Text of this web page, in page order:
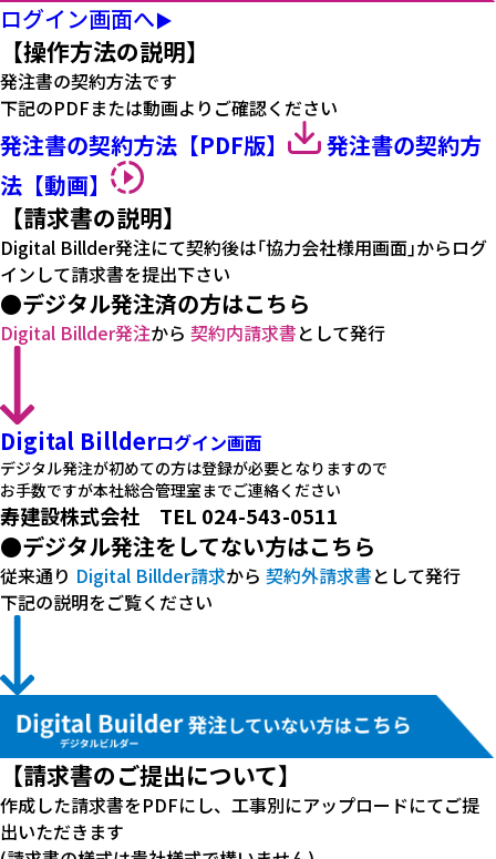
トンネル工事
トンネル補修工事
採用情報
ログイン画面へ▶︎
【操作方法の説明】
発注書の契約方法です
下記のPDFまたは動画よりご確認ください
発注書の契約方法【PDF版】
発注書の契約方
法【動画】
【請求書の説明】
Digital Billder発注にて契約後は｢協力会社様用画面｣からログ
インして請求書を提出下さい
●デジタル発注済の方はこちら
Digital Billder発注から 契約内請求書として発行
Digital Billderログイン画面
デジタル発注が初めての方は登録が必要となりますので
お手数ですが本社総合管理室までご連絡ください
寿建設株式会社 TEL 024-543-0511
●デジタル発注をしてない方はこちら
従来通り Digital Billder請求から 契約外請求書として発行
下記の説明をご覧ください
【請求書のご提出について】
作成した請求書をPDFにし、工事別にアップロードにてご提
出いただきます